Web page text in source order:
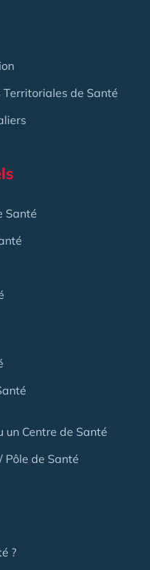
Territoriales de Santé
Santé
un Centre de Santé
Pôle de Santé
?